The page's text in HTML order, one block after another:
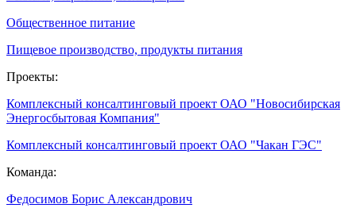
Общественное питание
Пищевое производство, продукты питания
Проекты:
Комплексный консалтинговый проект ОАО "Новосибирская
Энергосбытовая Компания"
Комплексный консалтинговый проект ОАО "Чакан ГЭС"
Команда:
Федосимов Борис Александрович